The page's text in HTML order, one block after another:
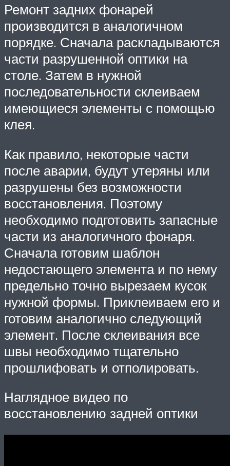
Ремонт задних фонарей
производится в аналогичном
порядке. Сначала раскладываются
части разрушенной оптики на
столе. Затем в нужной
последовательности склеиваем
имеющиеся элементы с помощью
клея.
Как правило, некоторые части
после аварии, будут утеряны или
разрушены без возможности
восстановления. Поэтому
необходимо подготовить запасные
части из аналогичного фонаря.
Сначала готовим шаблон
недостающего элемента и по нему
предельно точно вырезаем кусок
нужной формы. Приклеиваем его и
готовим аналогично следующий
элемент. После склеивания все
швы необходимо тщательно
прошлифовать и отполировать.
Наглядное видео по
восстановлению задней оптики